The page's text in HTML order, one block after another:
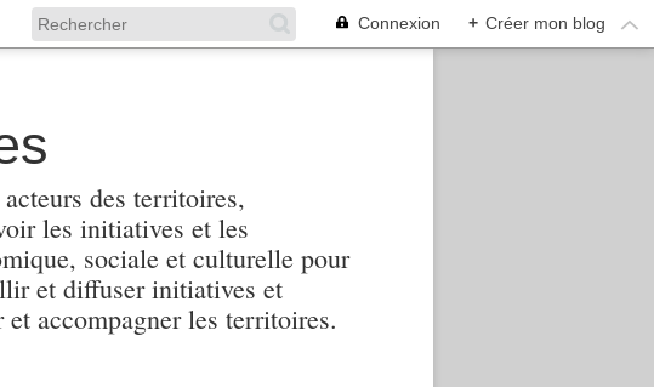
Connexion + Créer mon blog
des territoires,
les initiatives et les
sociale et culturelle pour
et diffuser initiatives et
accompagner les territoires.